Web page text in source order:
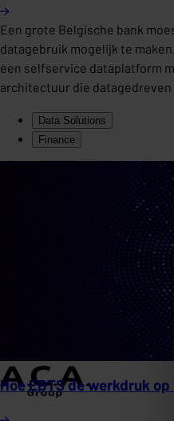
Een grote Belgische bank
datagebruik mogelijk te
een selfservice dataplatform
architectuur die
Data Solutions
Finance
Hoe EBTS de werkdruk